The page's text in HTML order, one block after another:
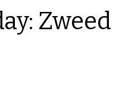
Zweed